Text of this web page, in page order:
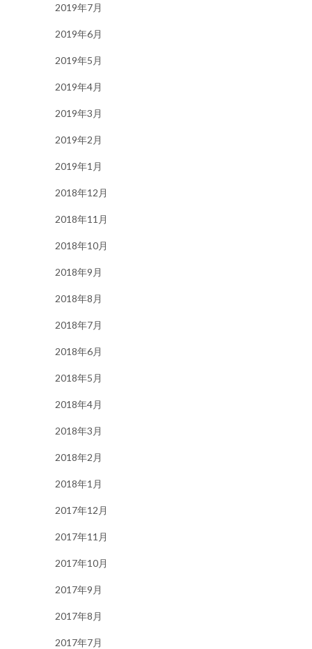
2019年7月
2019年6月
2019年5月
2019年4月
2019年3月
2019年2月
2019年1月
2018年12月
2018年11月
2018年10月
2018年9月
2018年8月
2018年7月
2018年6月
2018年5月
2018年4月
2018年3月
2018年2月
2018年1月
2017年12月
2017年11月
2017年10月
2017年9月
2017年8月
2017年7月